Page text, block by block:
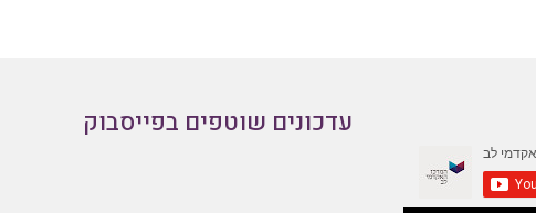
עדכונים שוטפים בפייסבוק